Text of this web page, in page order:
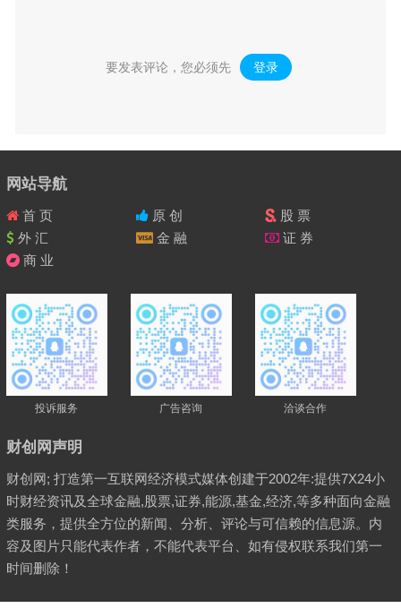
要发表评论，您必须先 登录 。
网站导航
首 页 原 创
股 票
外 汇
金 融
证 券
商 业
投诉服务 广告咨询 洽谈合作
财创网声明
财创网; 打造第一互联网经济模式媒体创建于2002年:提供7X24小
时财经资讯及全球金融,股票,证券,能源,基金,经济,等多种面向金融
类服务，提供全方位的新闻、分析、评论与可信赖的信息源。内
容及图片只能代表作者，不能代表平台、如有侵权联系我们第一
时间删除！